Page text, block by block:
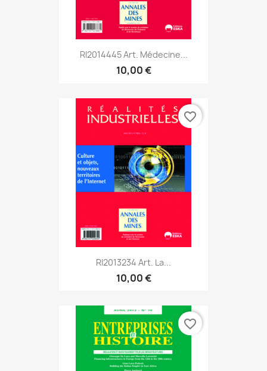
RI2014445 Art. Médecine...
10,00 €
RI2013234 Art. La...
10,00 €
favorite_border
favorite_border